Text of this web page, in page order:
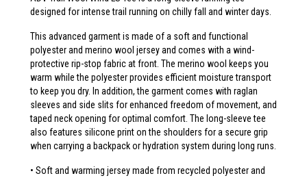
designed for intense trail running on chilly fall and winter days.
This advanced garment is made of a soft and functional
polyester and merino wool jersey and comes with a wind-
protective rip-stop fabric at front. The merino wool keeps you
warm while the polyester provides efficient moisture transport
to keep you dry. In addition, the garment comes with raglan
sleeves and side slits for enhanced freedom of movement, and
taped neck opening for optimal comfort. The long-sleeve tee
also features silicone print on the shoulders for a secure grip
when carrying a backpack or hydration system during long runs.
• Soft and warming jersey made from recycled polyester and